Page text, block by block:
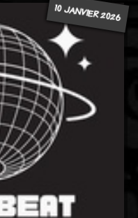
10 JANVIER 2026